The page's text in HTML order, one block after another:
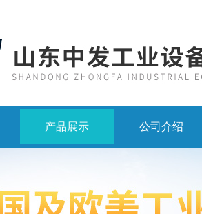
产品展示 公司介绍